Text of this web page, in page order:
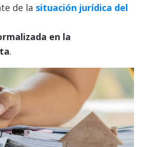
de la situación jurídica del
en la
.